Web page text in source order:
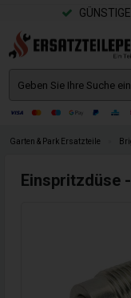
Garten & Park Ersatzteile
Einspritzdüse